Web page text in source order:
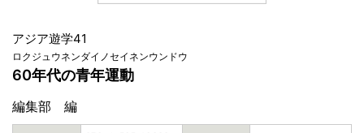
アジア遊学41
ロクジュウネンダイノセイネンウンドウ
60年代の青年運動
編集部 編